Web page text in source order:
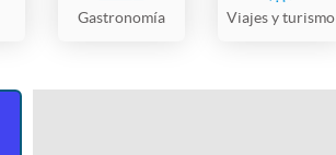
Gastronomía Viajes y turismo